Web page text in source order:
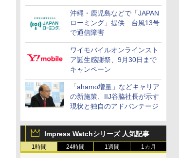
沖縄・鹿児島などで「JAPAN
ローミング」提供 台風13号
で通信障害
ワイモバイルオンラインスト
ア誕生感謝祭、9月30日まで
キャンペーン
「ahamo増量」などキャリア
の新施策、IIJ谷脇社長が示す
現状と独自のアドバンテージ
Impress Watchシリーズ 人気記事
1時間 24時間 1週間 1カ月